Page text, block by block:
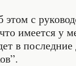
с
имеется у
в